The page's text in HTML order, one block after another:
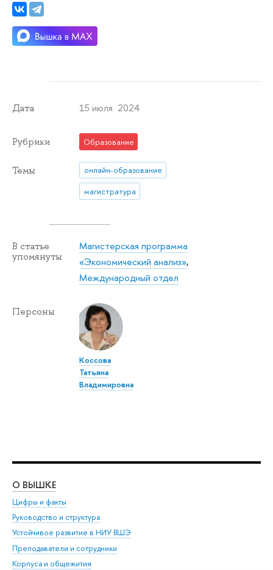
Дата 15 июля 2024
Рубрики Образование
Темы
онлайн-образование
магистратура
В статье
упомянуты
Магистерская программа
«Экономический анализ»,
Международный отдел
Персоны
Коссова
Татьяна
Владимировна
О ВЫШКЕ
Цифры и факты
Руководство и структура
Устойчивое развитие в НИУ ВШЭ
Преподаватели и сотрудники
Корпуса и общежития